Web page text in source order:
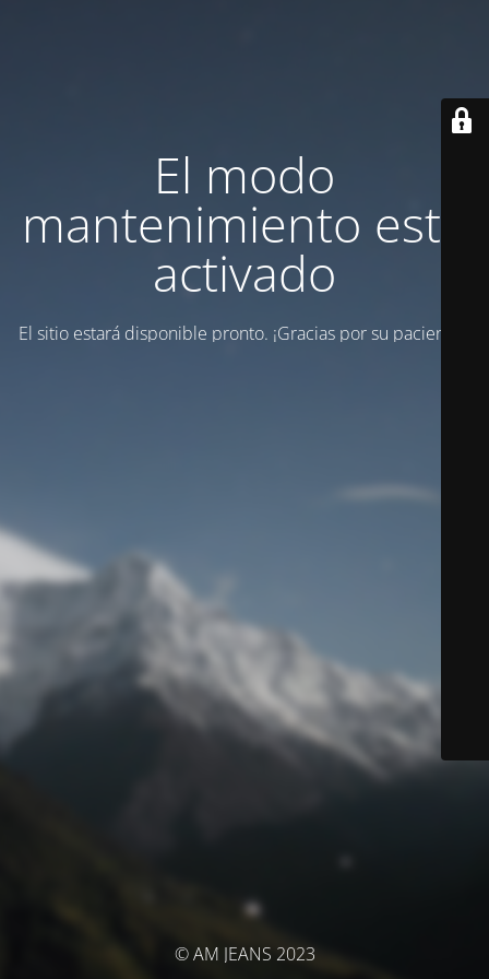
El modo
mantenimiento está
activado
El sitio estará disponible pronto. ¡Gracias por su paciencia!
© AM JEANS 2023